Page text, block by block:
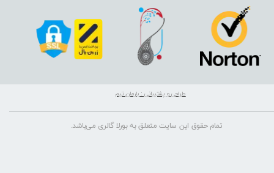
تمام حقوق این سایت متعلق به بورلا گالری می‌باشد.
طراحی و پشتیبانی : بارمان تیم